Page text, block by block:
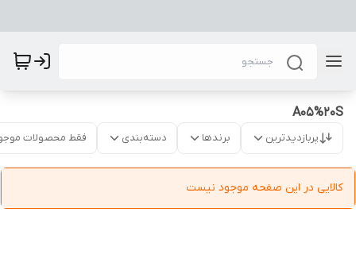
A05%20S
پربازدیدترین برندها دسته‌بندی فقط محصولات
کالایی در این صفحه موجود نیست